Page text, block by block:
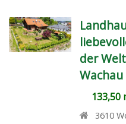
der
Wachau
133,50
3610